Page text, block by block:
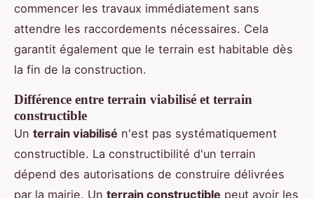
commencer les travaux immédiatement sans
attendre les raccordements nécessaires. Cela
garantit également que le terrain est habitable dès
la fin de la construction.
Différence entre terrain viabilisé et terrain
constructible
Un terrain viabilisé n'est pas systématiquement
constructible. La constructibilité d'un terrain
dépend des autorisations de construire délivrées
par la mairie. Un terrain constructible peut avoir les